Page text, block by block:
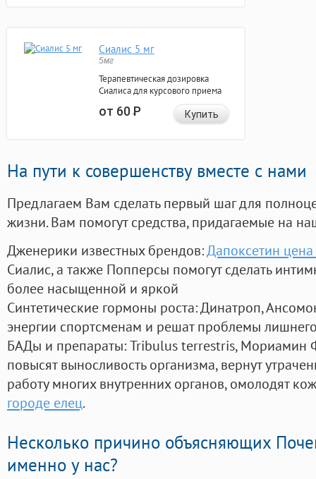
Сиалис 5 мг
5мг
Терапевтическая дозировка
Сиалиса для курсового приема
от 60Р Купить
На пути к совершенству вместе с нами
Предлагаем Вам сделать первый шаг для
жизни. Вам помогут средства, придагаемые на
Дженерики известных брендов:Дапоксетин цена
Сиалис, а также Попперсы помогут сделать
более насыщенной и яркой
Синтетические гормоны роста: Динатроп,
энергии спортсменам и решат проблемы
БАДы и препараты:Tribulus terrestris, Мориамин
повысят выносливость организма, вернут
работу многих внутренних органов, омолодят
городе елец.
Несколько причино объясняющих
именно у нас?